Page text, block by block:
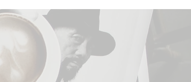
整体气质传递出：我对钱
整洁、有品位 团队成员训
、高效 这方方面面都在你
有限——也必须尽一切可
着得体是最简单容易做的
起步的， 一开始就很认真